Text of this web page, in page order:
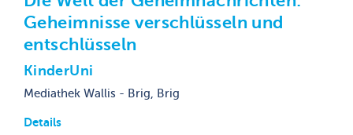
Geheimnisse verschlüsseln und
entschlüsseln
KinderUni
Mediathek Wallis - Brig, Brig
Details